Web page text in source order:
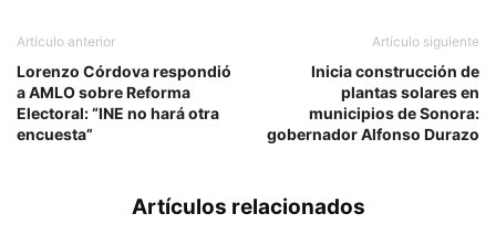
Artículo anterior
Lorenzo Córdova respondió
a AMLO sobre Reforma
Electoral: “INE no hará otra
encuesta”
Artículo siguiente
Inicia construcción de
plantas solares en
municipios de Sonora:
gobernador Alfonso Durazo
Artículos relacionados